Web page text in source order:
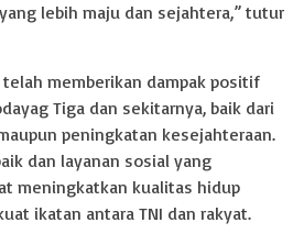
lebih maju dan sejahtera,” tutur
telah memberikan dampak positif
Tiga dan sekitarnya, baik dari
peningkatan kesejahteraan.
dan layanan sosial yang
meningkatkan kualitas hidup
ikatan antara TNI dan rakyat.